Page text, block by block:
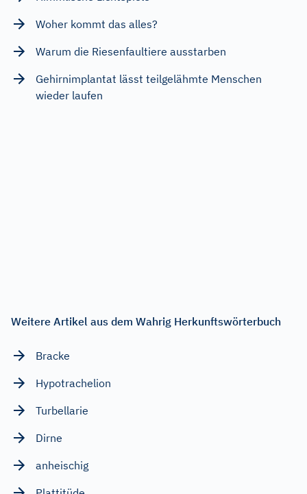
Woher kommt das alles?
Warum die Riesenfaultiere ausstarben
Gehirnimplantat lässt teilgelähmte Menschen
wieder laufen
Weitere Artikel aus dem Wahrig Herkunftswörterbuch
Bracke
Hypotrachelion
Turbellarie
Dirne
anheischig